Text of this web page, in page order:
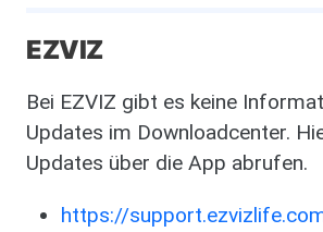
EZVIZ
Bei EZVIZ gibt es keine
Updates im Downloadcenter.
Updates über die App abrufen.
https://